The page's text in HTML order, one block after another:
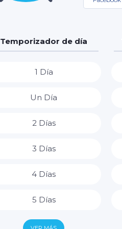
Temporizador de día
1 Día
Un Día
2 Días
3 Días
4 Días
5 Días
6 Días